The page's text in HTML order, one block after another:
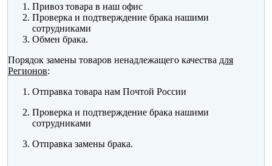
Привоз товара в наш офис
Проверка и подтверждение брака нашими
сотрудниками
Обмен брака.
Порядок замены товаров ненадлежащего качества для
Регионов:
Отправка товара нам Почтой России
Проверка и подтверждение брака нашими
сотрудниками
Отправка замены брака.